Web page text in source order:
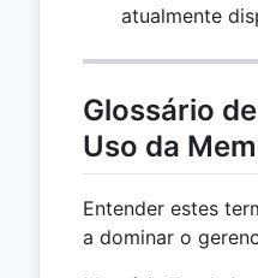
atualmente
Glossário
Uso da
Entender estes
a dominar o